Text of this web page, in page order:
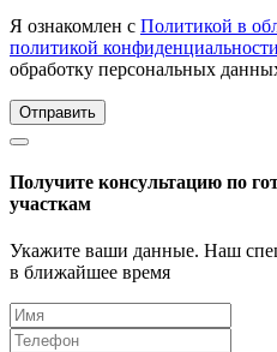
Я ознакомлен с Политикой в
политикой конфиденциальности
обработку персональных
Отправить
Получите консультацию по
участкам
Укажите ваши данные. Наш
в ближайшее время